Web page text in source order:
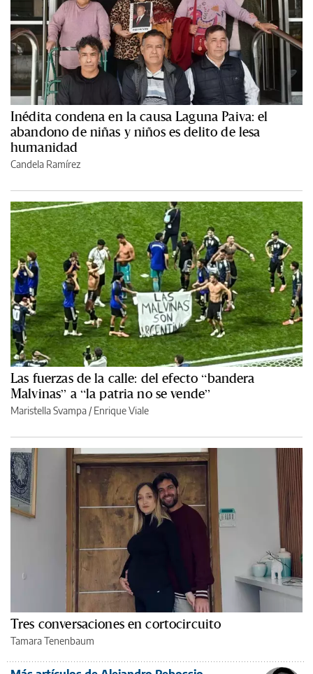
Inédita condena en la causa Laguna Paiva: el
abandono de niñas y niños es delito de lesa
humanidad
Candela Ramírez
Las fuerzas de la calle: del efecto “bandera
Malvinas” a “la patria no se vende”
Maristella Svampa /Enrique Viale
Tres conversaciones en cortocircuito
Tamara Tenenbaum